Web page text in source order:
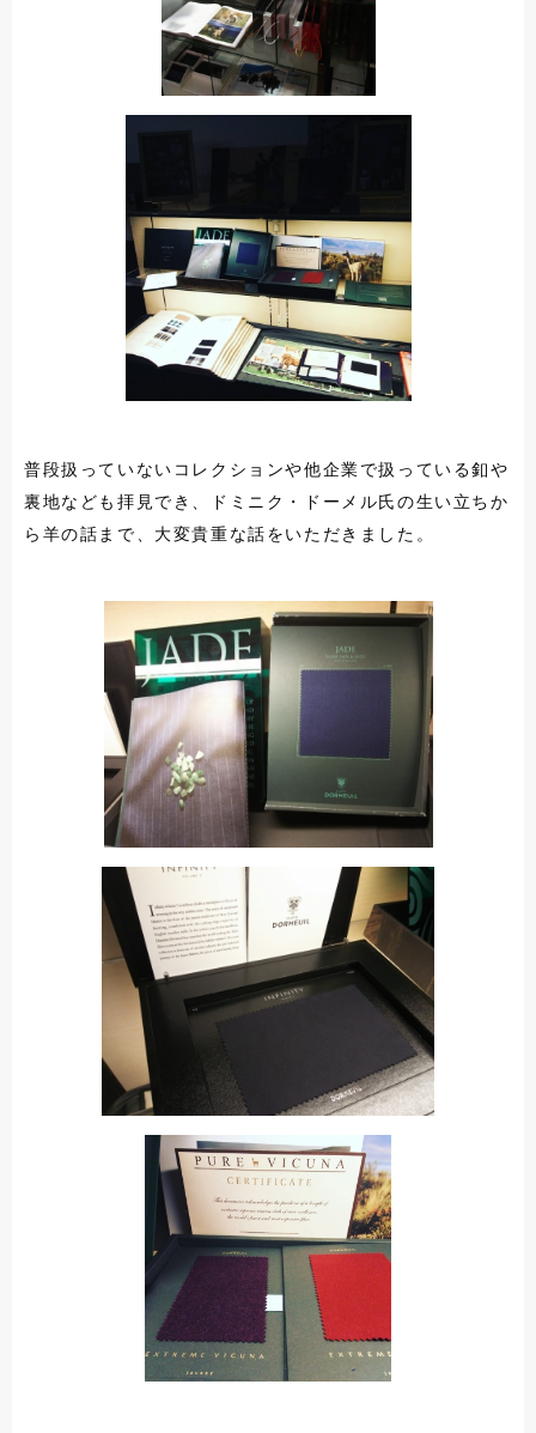
普段扱っていないコレクションや他企業で扱っている釦や
裏地なども拝見でき、ドミニク・ドーメル氏の生い立ちか
ら羊の話まで、大変貴重な話をいただきました。